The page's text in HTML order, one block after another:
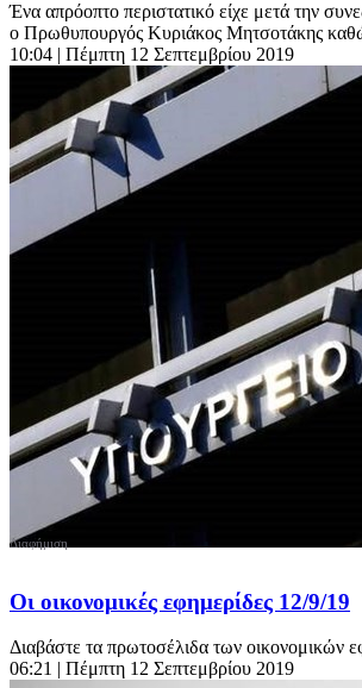
Ένα απρόοπτο περιστατικό είχε μετά την
ο Πρωθυπουργός Κυριάκος Μητσοτάκης
10:04 | Πέμπτη 12 Σεπτεμβρίου 2019
Οι οικονομικές εφημερίδες 12/9/19
Διαβάστε τα πρωτοσέλιδα των οικονομικών
06:21 | Πέμπτη 12 Σεπτεμβρίου 2019